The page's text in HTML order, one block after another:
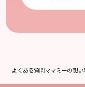
よくある質問ママミーの想い